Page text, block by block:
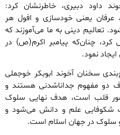
داود دبیری، خاطرنشان کرد:
عرفان یعنی خودسازی و افول هر
تعالیم دینی به ما می‌آموزند که
چنان‌که پیامبر اکرم(ص) در
نمود.
سخنان آخوند ابوبکر خوجملی
دو مفهوم جداناشدنی هستند و
قلب است، هدف نهایی سلوک
شکوفایی علم و دانش می‌شود و
و سلوک در جهان اسلام است.